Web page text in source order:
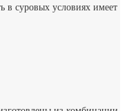
в суровых условиях имеет